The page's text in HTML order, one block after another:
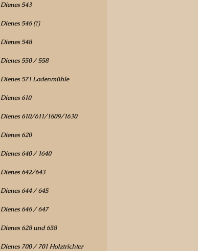
Dienes 543
Dienes 546 (?)
Dienes 548
Dienes 550 / 558
Dienes 571 Ladenmühle
Dienes 610
Dienes 610/611/1609/1630
Dienes 620
Dienes 640 / 1640
Dienes 642/643
Dienes 644 / 645
Dienes 646 / 647
Dienes 628 und 658
Dienes 700 / 701 Holztrichter